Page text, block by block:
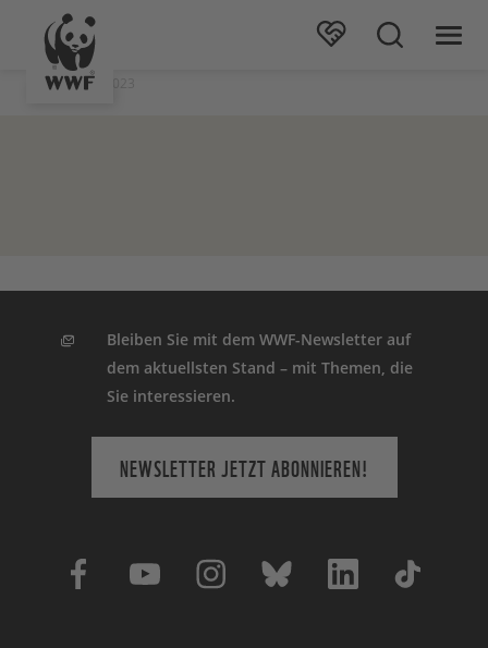
Stand: 06.09.2023
Bleiben Sie mit dem WWF-Newsletter auf
dem aktuellsten Stand – mit Themen, die
Sie interessieren.
NEWSLETTER JETZT ABONNIEREN!